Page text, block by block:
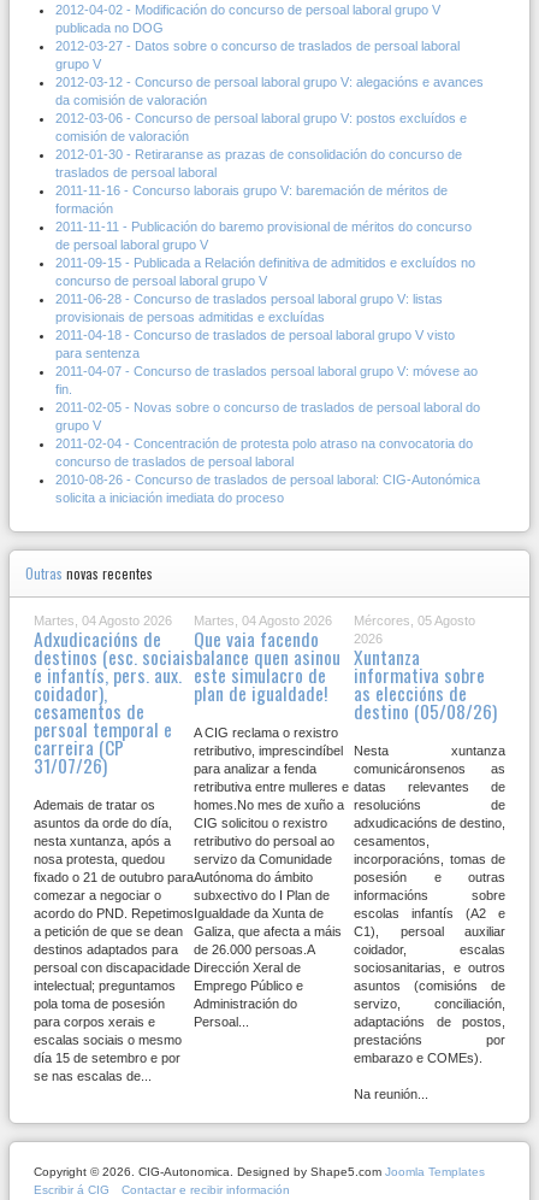
2012-04-02 - Modificación do concurso de persoal laboral grupo V
publicada no DOG
2012-03-27 - Datos sobre o concurso de traslados de persoal laboral
grupo V
2012-03-12 - Concurso de persoal laboral grupo V: alegacións e avances
da comisión de valoración
2012-03-06 - Concurso de persoal laboral grupo V: postos excluídos e
comisión de valoración
2012-01-30 - Retiraranse as prazas de consolidación do concurso de
traslados de persoal laboral
2011-11-16 - Concurso laborais grupo V: baremación de méritos de
formación
2011-11-11 - Publicación do baremo provisional de méritos do concurso
de persoal laboral grupo V
2011-09-15 - Publicada a Relación definitiva de admitidos e excluídos no
concurso de persoal laboral grupo V
2011-06-28 - Concurso de traslados persoal laboral grupo V: listas
provisionais de persoas admitidas e excluídas
2011-04-18 - Concurso de traslados de persoal laboral grupo V visto
para sentenza
2011-04-07 - Concurso de traslados persoal laboral grupo V: móvese ao
fin.
2011-02-05 - Novas sobre o concurso de traslados de persoal laboral do
grupo V
2011-02-04 - Concentración de protesta polo atraso na convocatoria do
concurso de traslados de persoal laboral
2010-08-26 - Concurso de traslados de persoal laboral: CIG-Autonómica
solicita a iniciación imediata do proceso
Outras novas recentes
Martes, 04 Agosto 2026
Adxudicacións de
destinos (esc. sociais
e infantís, pers. aux.
coidador),
cesamentos de
persoal temporal e
carreira (CP
31/07/26)
Ademais de tratar os
asuntos da orde do día,
nesta xuntanza, após a
nosa protesta, quedou
fixado o 21 de outubro para
comezar a negociar o
acordo do PND. Repetimos
a petición de que se dean
destinos adaptados para
persoal con discapacidade
intelectual; preguntamos
pola toma de posesión
para corpos xerais e
escalas sociais o mesmo
día 15 de setembro e por
se nas escalas de...
Martes, 04 Agosto 2026
Que vaia facendo
balance quen asinou
este simulacro de
plan de igualdade!
A CIG reclama o rexistro
retributivo, imprescindíbel
para analizar a fenda
retributiva entre mulleres e
homes.No mes de xuño a
CIG solicitou o rexistro
retributivo do persoal ao
servizo da Comunidade
Autónoma do ámbito
subxectivo do I Plan de
Igualdade da Xunta de
Galiza, que afecta a máis
de 26.000 persoas.A
Dirección Xeral de
Emprego Público e
Administración do
Persoal...
Mércores, 05 Agosto
2026
Xuntanza
informativa sobre
as eleccións de
destino (05/08/26)
Nesta xuntanza
comunicáronsenos as
datas relevantes de
resolucións de
adxudicacións de destino,
cesamentos,
incorporacións, tomas de
posesión e outras
informacións sobre
escolas infantís (A2 e
C1), persoal auxiliar
coidador, escalas
sociosanitarias, e outros
asuntos (comisións de
servizo, conciliación,
adaptacións de postos,
prestacións por
embarazo e COMEs).
Na reunión...
Copyright © 2026. CIG-Autonomica. Designed by Shape5.com Joomla Templates
Escribir á CIG
Contactar e recibir información